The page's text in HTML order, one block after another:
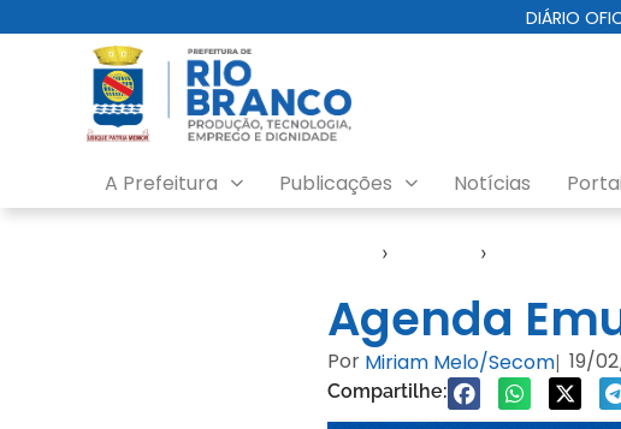
DIÁRIO
A Prefeitura Publicações Notícias
› ›
Agenda
Por Miriam Melo/Secom| 19/
Compartilhe: